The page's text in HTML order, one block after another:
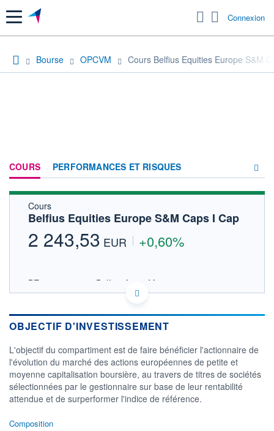
Menu Connexion
Bourse OPCVM Cours Belfius Equities Europe S&M
COURS PERFORMANCES ET RISQUES
FORUM
Cours
Belfius Equities Europe S&M Caps I Cap
2 243,53 EUR +0,60%
BE6253613234 - Belfius Asset Management
OPCVM DERNIER COURS CONNU AU 22/01/2025
Actions Europe Moyennes
Cap.
FONDS PARTENAIRES
TARIFS PRIVILÉGIÉS 0%
OBJECTIF D'INVESTISSEMENT
L'objectif du compartiment est de faire bénéficier l'actionnaire de
l'évolution du marché des actions européennes de petite et
moyenne capitalisation boursière, au travers de titres de sociétés
sélectionnées par le gestionnaire sur base de leur rentabilité
attendue et de surperformer l'indice de référence.
Composition